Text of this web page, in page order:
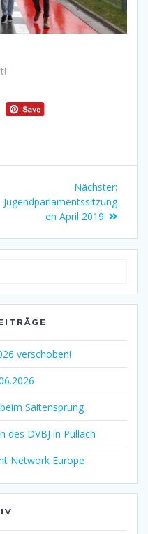
Nächster:
Jugendparlamentssitzung
en April 2019
verschoben!
Saitensprung
des DVBJ in Pullach
Network Europe